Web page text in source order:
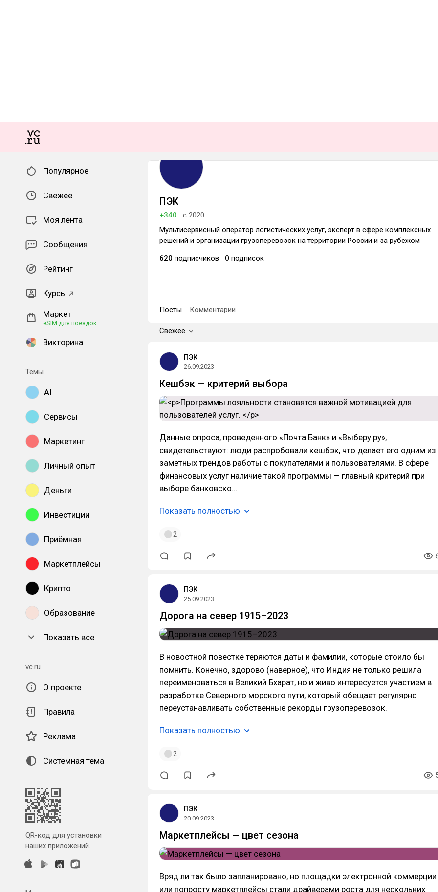
Популярное
Свежее
Моя лента
Сообщения
Рейтинг
Курсы
Маркет
eSIM для поездок
Викторина
Темы
AI
Сервисы
Маркетинг
Личный опыт
Деньги
Инвестиции
Приёмная
Маркетплейсы
Крипто
Образование
Показать все
vc.ru
О проекте
Правила
Реклама
Системная тема
QR-код для установки
наших приложений.
ПЭК
+340
с 2020
Мультисервисный оператор логистических услуг, эксперт в сфере комплексных
решений и организации грузоперевозок на территории России и за рубежом
620 подписчиков 0 подписок
Посты Комментарии
Свежее
ПЭК
26.09.2023
Кешбэк — критерий выбора
Данные опроса, проведенного «Почта Банк» и «Выберу.ру»,
свидетельствуют: люди распробовали кешбэк, что делает его одним из
заметных трендов работы с покупателями и пользователями. В сфере
финансовых услуг наличие такой программы — главный критерий при
выборе банковско…
Показать полностью
2
ПЭК
25.09.2023
Дорога на север 1915–2023
В новостной повестке теряются даты и фамилии, которые стоило бы
помнить. Конечно, здорово (наверное), что Индия не только решила
переименоваться в Великий Бхарат, но и живо интересуется участием в
разработке Северного морского пути, который обещает регулярно
переустанавливать собственные рекорды грузоперевозок.
Показать полностью
2
ПЭК
20.09.2023
Маркетплейсы — цвет сезона
Вряд ли так было запланировано, но площадки электронной коммерции
или попросту маркетплейсы стали драйверами роста для нескольких